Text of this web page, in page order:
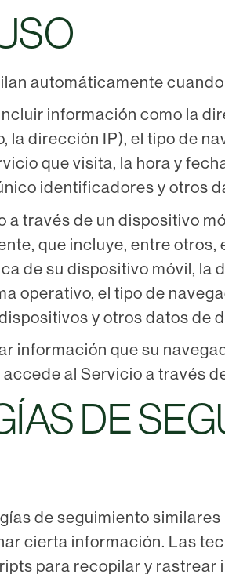
automáticamente
información como la
la dirección IP), el tipo de
que visita, la hora y
identificadores y otros
a través de un dispositivo
que incluye, entre otros,
de su dispositivo móvil, la
operativo, el tipo de
y otros datos de
información que su
al Servicio a través
DE
de seguimiento
cierta información. Las
para recopilar y rastrear